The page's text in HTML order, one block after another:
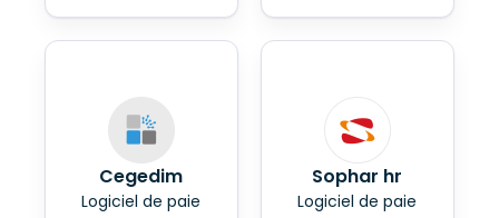
Cegedim
Logiciel de paie
Sophar hr
Logiciel de paie